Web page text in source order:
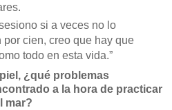
si a veces no lo
cien, creo que hay que
todo en esta vida.”
¿qué problemas
a la hora de practicar
mar?